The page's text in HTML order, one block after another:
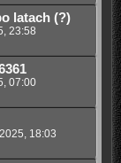
latach (?)
23:58
07:00
18:03